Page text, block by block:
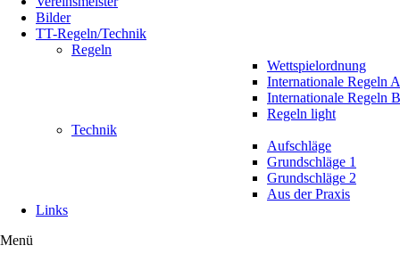
Bilder
TT-Regeln/Technik
Regeln
Wettspielordnung
Internationale Regeln A
Internationale Regeln B
Regeln light
Technik
Aufschläge
Grundschläge 1
Grundschläge 2
Aus der Praxis
Links
Menü